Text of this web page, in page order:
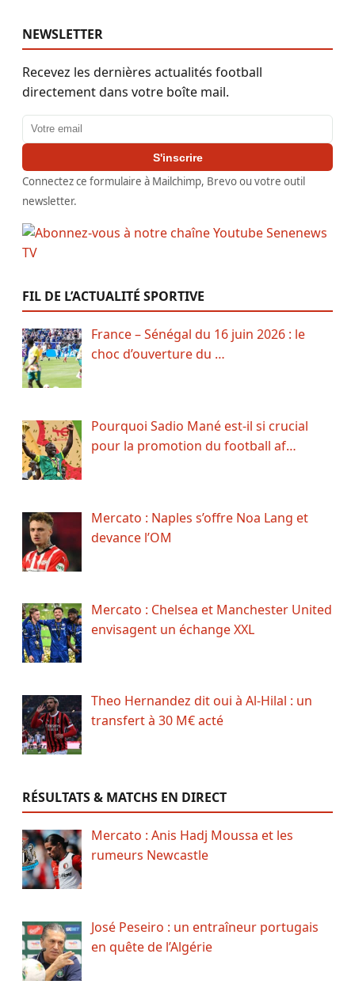
NEWSLETTER
Recevez les dernières actualités football
directement dans votre boîte mail.
Adresse email
S'inscrire
Connectez ce formulaire à Mailchimp, Brevo ou votre outil
newsletter.
FIL DE L’ACTUALITÉ SPORTIVE
France – Sénégal du 16 juin 2026 : le
choc d’ouverture du …
Pourquoi Sadio Mané est-il si crucial
pour la promotion du football af…
Mercato : Naples s’offre Noa Lang et
devance l’OM
Mercato : Chelsea et Manchester United
envisagent un échange XXL
Theo Hernandez dit oui à Al-Hilal : un
transfert à 30 M€ acté
RÉSULTATS & MATCHS EN DIRECT
Mercato : Anis Hadj Moussa et les
rumeurs Newcastle
José Peseiro : un entraîneur portugais
en quête de l’Algérie